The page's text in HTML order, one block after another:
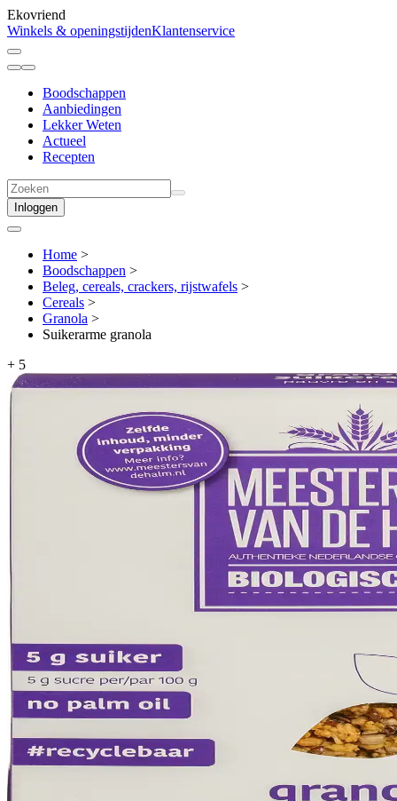
Ekovriend
Winkels & openingstijdenKlantenservice
Boodschappen
Aanbiedingen
Lekker Weten
Actueel
Recepten
Inloggen
Home >
Boodschappen >
Beleg, cereals, crackers, rijstwafels >
Cereals >
Granola >
Suikerarme granola
+ 5